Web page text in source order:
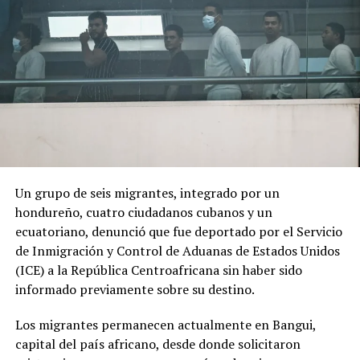
Fuentes: CNBC.com y La Opinión Los Angeles
RELATED TOPICS:
UP NEXT
elecciones presidenciales en Estados Unidos
Un grupo de seis migrantes, integrado por un
hondureño, cuatro ciudadanos cubanos y un
ecuatoriano, denunció que fue deportado por el Servicio
de Inmigración y Control de Aduanas de Estados Unidos
(ICE) a la República Centroafricana sin haber sido
informado previamente sobre su destino.
Los migrantes permanecen actualmente en Bangui,
capital del país africano, desde donde solicitaron